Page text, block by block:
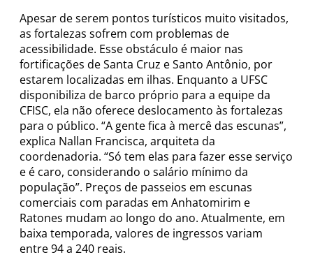
Apesar de serem pontos turísticos muito visitados,
as fortalezas sofrem com problemas de
acessibilidade. Esse obstáculo é maior nas
fortificações de Santa Cruz e Santo Antônio, por
estarem localizadas em ilhas. Enquanto a UFSC
disponibiliza de barco próprio para a equipe da
CFISC, ela não oferece deslocamento às fortalezas
para o público. “A gente fica à mercê das escunas”,
explica Nallan Francisca, arquiteta da
coordenadoria. “Só tem elas para fazer esse serviço
e é caro, considerando o salário mínimo da
população”. Preços de passeios em escunas
comerciais com paradas em Anhatomirim e
Ratones mudam ao longo do ano. Atualmente, em
baixa temporada, valores de ingressos variam
entre 94 a 240 reais.